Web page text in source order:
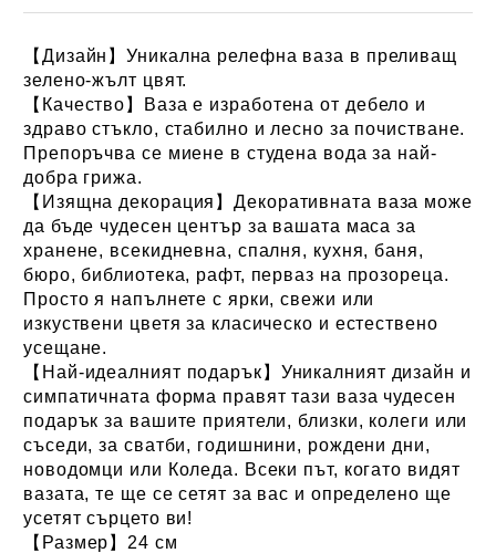
【Дизайн】Уникална релефна ваза в преливащ
зелено-жълт цвят.
【Качество】Ваза е изработена от дебело и
здраво стъкло, стабилно и лесно за почистване.
Препоръчва се миене в студена вода за най-
добра грижа.
【Изящна декорация】Декоративната ваза може
да бъде чудесен център за вашата маса за
хранене, всекидневна, спалня, кухня, баня,
бюро, библиотека, рафт, перваз на прозореца.
Просто я напълнете с ярки, свежи или
изкуствени цветя за класическо и естествено
усещане.
【Най-идеалният подарък】Уникалният дизайн и
симпатичната форма правят тази ваза чудесен
подарък за вашите приятели, близки, колеги или
съседи, за сватби, годишнини, рождени дни,
новодомци или Коледа. Всеки път, когато видят
вазата, те ще се сетят за вас и определено ще
усетят сърцето ви!
【Размер】24 см